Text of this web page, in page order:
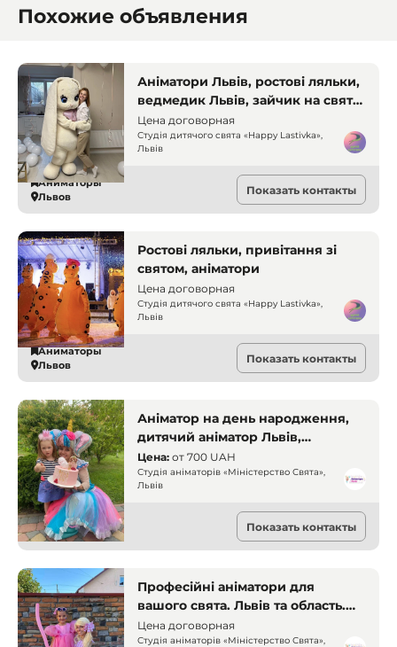
Похожие объявления
Аніматори Львів, ростові ляльки,
ведмедик Львів, зайчик на свято,
привітання з Днем народження,
дитячі свята Львів
Цена договорная
Студія дитячого свята «Happy Lastivka»,
Львів
Аниматоры
Львов
Показать контакты
Ростові ляльки, привітання зі
святом, аніматори
Цена договорная
Студія дитячого свята «Happy Lastivka»,
Львів
Аниматоры
Львов
Показать контакты
Аніматор на день народження,
дитячий аніматор Львів,
замовити аніматора, свято для
дітей, веселі ігри, казкові герої,
аніматори на свято
Цена: от 700 UAH
Студія аніматорів «Міністерство Свята»,
Львів
Аниматоры
Львов
Показать контакты
Професійні аніматори для
вашого свята. Львів та область.
Аніматори
Цена договорная
Студія аніматорів «Міністерство Свята»,